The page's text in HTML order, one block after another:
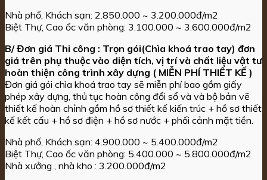
Nhà phố, Khách sạn: 2.850.000 ~ 3.200.000đ/m2
Biệt Thự, Cao ốc văn phòng: 3.100.000 ~ 3.600.000đ/m2
B/ Đơn giá Thi công : Trọn gói(Chìa khoá trao tay) đơn
giá trên phụ thuộc vào diện tích, vị trí và chất liệu vật tư
hoàn thiện công trình xây dựng ( MIỄN PHÍ THIẾT KẾ )
Đơn giá gói chìa khoá trao tay sẽ miễn phí bao gồm giấy
phép xây dựng, thủ tục hoàn công đổi sổ và và bộ bản vẽ
thiết kế hoàn chỉnh gồm hồ sơ thiết kế kiến trúc + hồ sơ thiết
kế kết cấu + hồ sơ điện + hồ sơ nước + phối cảnh mặt tiền.
Nhà phố, Khách sạn: 4.900.000 ~ 5.400.000đ/m2
Biệt Thự, Cao ốc văn phòng: 5.400.000 ~ 5.800.000đ/m2
Nhà xưởng , nhà kho : 3.200.000đ/m2